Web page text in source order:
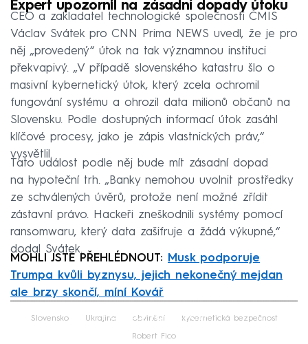
Expert upozornil na zásadní dopady útoku
CEO a zakladatel technologické společnosti ČMIS
Václav Svátek pro CNN Prima NEWS uvedl, že je pro
něj „provedený“ útok na tak významnou instituci
překvapivý. „V případě slovenského katastru šlo o
masivní kybernetický útok, který zcela ochromil
fungování systému a ohrozil data milionů občanů na
Slovensku. Podle dostupných informací útok zasáhl
klíčové procesy, jako je zápis vlastnických práv,“
vysvětlil.
Tato událost podle něj bude mít zásadní dopad
na hypoteční trh. „Banky nemohou uvolnit prostředky
ze schválených úvěrů, protože není možné zřídit
zástavní právo. Hackeři zneškodnili systémy pomocí
ransomwaru, který data zašifruje a žádá výkupné,“
dodal Svátek.
MOHLI JSTE PŘEHLÉDNOUT:
Musk podporuje
Trumpa kvůli byznysu, jejich nekonečný mejdan
ale brzy skončí, míní Kovář
Failed to fetch
Slovensko Ukrajina obvinění kybernetická bezpečnost
Robert Fico